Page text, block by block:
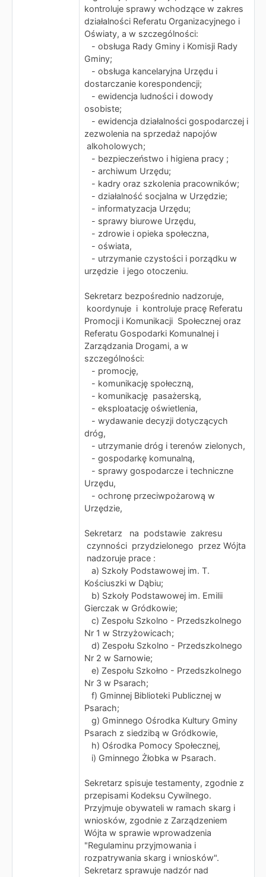
kontroluje sprawy wchodzące w zakres
działalności Referatu Organizacyjnego i
Oświaty, a w szczególności:
- obsługa Rady Gminy i Komisji Rady
Gminy;
- obsługa kancelaryjna Urzędu i
dostarczanie korespondencji;
- ewidencja ludności i dowody
osobiste;
- ewidencja działalności gospodarczej i
zezwolenia na sprzedaż napojów
alkoholowych;
- bezpieczeństwo i higiena pracy ;
- archiwum Urzędu;
- kadry oraz szkolenia pracowników;
- działalność socjalna w Urzędzie;
- informatyzacja Urzędu;
- sprawy biurowe Urzędu,
- zdrowie i opieka społeczna,
- oświata,
- utrzymanie czystości i porządku w
urzędzie i jego otoczeniu.
Sekretarz bezpośrednio nadzoruje,
koordynuje i kontroluje pracę Referatu
Promocji i Komunikacji Społecznej oraz
Referatu Gospodarki Komunalnej i
Zarządzania Drogami, a w
szczególności:
- promocję,
- komunikację społeczną,
- komunikację pasażerską,
- eksploatację oświetlenia,
- wydawanie decyzji dotyczących
dróg,
- utrzymanie dróg i terenów zielonych,
- gospodarkę komunalną,
- sprawy gospodarcze i techniczne
Urzędu,
- ochronę przeciwpożarową w
Urzędzie,
Sekretarz na podstawie zakresu
czynności przydzielonego przez Wójta
nadzoruje prace :
a) Szkoły Podstawowej im. T.
Kościuszki w Dąbiu;
b) Szkoły Podstawowej im. Emilii
Gierczak w Gródkowie;
c) Zespołu Szkolno - Przedszkolnego
Nr 1 w Strzyżowicach;
d) Zespołu Szkolno - Przedszkolnego
Nr 2 w Sarnowie;
e) Zespołu Szkołno - Przedszkolnego
Nr 3 w Psarach;
f) Gminnej Biblioteki Publicznej w
Psarach;
g) Gminnego Ośrodka Kultury Gminy
Psarach z siedzibą w Gródkowie,
h) Ośrodka Pomocy Społecznej,
i) Gminnego Żłobka w Psarach.
Sekretarz spisuje testamenty, zgodnie z
przepisami Kodeksu Cywilnego.
Przyjmuje obywateli w ramach skarg i
wniosków, zgodnie z Zarządzeniem
Wójta w sprawie wprowadzenia
"Regulaminu przyjmowania i
rozpatrywania skarg i wniosków".
Sekretarz sprawuje nadzór nad